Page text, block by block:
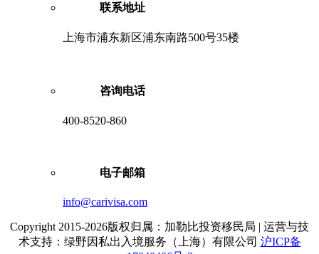
联系地址
上海市浦东新区浦东南路500号35楼
咨询电话
400-8520-860
电子邮箱
info@carivisa.com
Copyright 2015-2026版权归属：加勒比投资移民局 | 运营与技
术支持：绿野因私出入境服务（上海）有限公司 沪ICP备